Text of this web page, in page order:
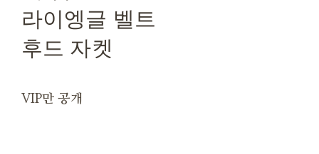
라이엥글 벨트
후드 자켓
VIP만 공개